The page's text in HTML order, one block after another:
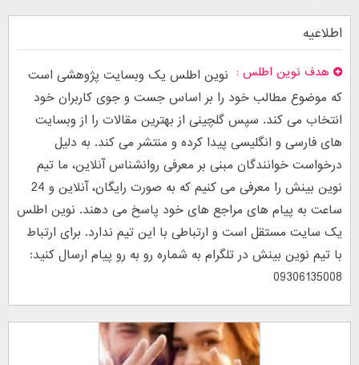
اطلاعیه
هدف نوین اطلس
نوین اطلس یک وبسایت پژوهشی است
که موضوع مطالب خود را بر اساس جست و جوی کاربران خود
انتخاب می کند. سپس گلچینی از بهترین مقالات را از وبسایت
های فارسی و انگلیسی پیدا کرده و منتشر می کند. به دلیل
درخواست خوانندگان مبنی بر معرفی روانشناس آنلاین، ما تیم
نوین بینش را معرفی می کنیم که به صورت رایگان، آنلاین و 24
ساعت به پیام های مراجع های خود پاسخ می دهند. نوین اطلس
یک سایت مستقل است و ارتباطی با این تیم ندارد. برای ارتباط
با تیم نوین بینش در تلگرام به شماره رو به رو پیام ارسال کنید:
09306135008